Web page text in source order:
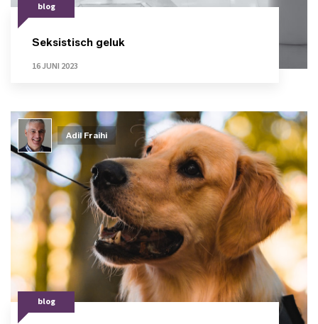
blog
Seksistisch geluk
16 JUNI 2023
blog
Adil Fraihi